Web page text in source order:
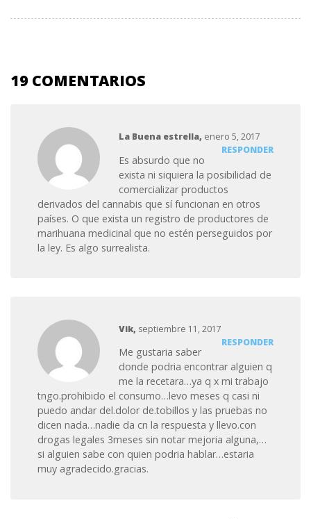
19 COMENTARIOS
La Buena estrella, enero 5, 2017
RESPONDER
Es absurdo que no
exista ni siquiera la posibilidad de
comercializar productos
derivados del cannabis que sí funcionan en otros
países. O que exista un registro de productores de
marihuana medicinal que no estén perseguidos por
la ley. Es algo surrealista.
Vik, septiembre 11, 2017
RESPONDER
Me gustaria saber
donde podria encontrar alguien q
me la recetara…ya q x mi trabajo
tngo.prohibido el consumo…levo meses q casi ni
puedo andar del.dolor de.tobillos y las pruebas no
dicen nada…nadie da cn la respuesta y llevo.con
drogas legales 3meses sin notar mejoria alguna,…
si alguien sabe con quien podria hablar…estaria
muy agradecido.gracias.